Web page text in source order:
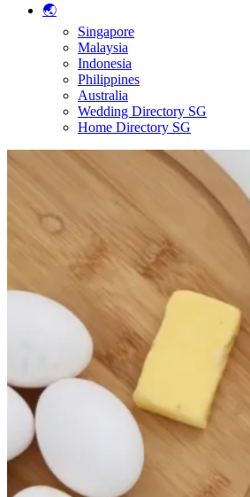
🌏
Singapore
Malaysia
Indonesia
Philippines
Australia
Wedding Directory SG
Home Directory SG